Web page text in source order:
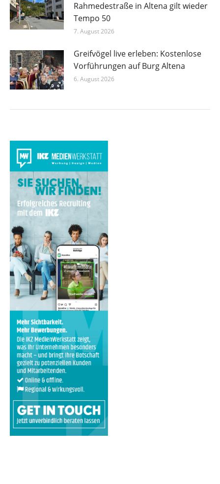
Rahmedestraße in Altena gilt wieder
Tempo 50
7. August 2026
Greifvögel live erleben: Kostenlose
Vorführungen auf Burg Altena
6. August 2026